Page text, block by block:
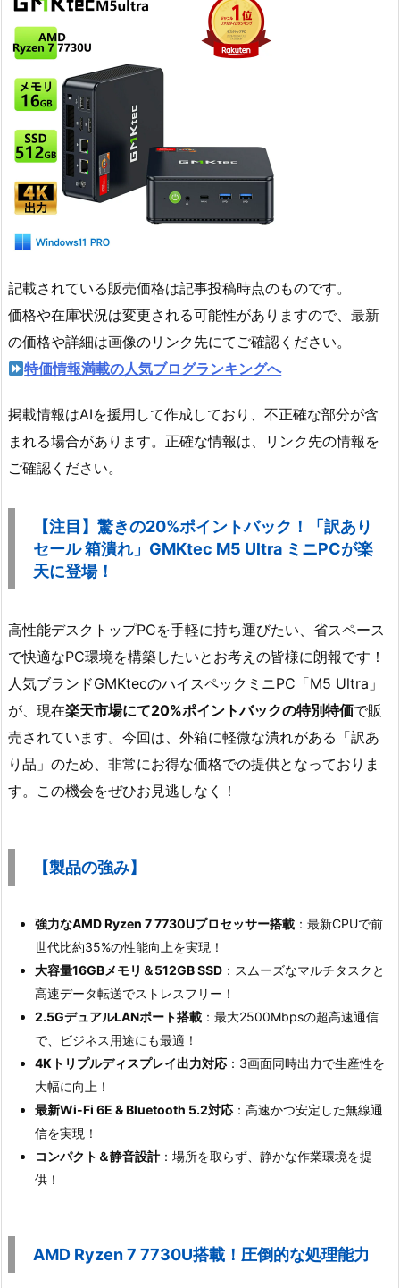
記載されている販売価格は記事投稿時点のものです。
価格や在庫状況は変更される可能性がありますので、最新
の価格や詳細は画像のリンク先にてご確認ください。
特価情報満載の人気ブログランキングへ
掲載情報はAIを援用して作成しており、不正確な部分が含
まれる場合があります。正確な情報は、リンク先の情報を
ご確認ください。
【注目】驚きの20%ポイントバック！「訳あり
セール 箱潰れ」GMKtec M5 Ultra ミニPCが楽
天に登場！
高性能デスクトップPCを手軽に持ち運びたい、省スペース
で快適なPC環境を構築したいとお考えの皆様に朗報です！
人気ブランドGMKtecのハイスペックミニPC「M5 Ultra」
が、現在楽天市場にて20%ポイントバックの特別特価で販
売されています。今回は、外箱に軽微な潰れがある「訳あ
り品」のため、非常にお得な価格での提供となっておりま
す。この機会をぜひお見逃しなく！
【製品の強み】
強力なAMD Ryzen 7 7730Uプロセッサー搭載 ：最新CPUで前
世代比約35%の性能向上を実現！
大容量16GBメモリ＆512GB SSD ：スムーズなマルチタスクと
高速データ転送でストレスフリー！
2.5GデュアルLANポート搭載 ：最大2500Mbpsの超高速通信
で、ビジネス用途にも最適！
4Kトリプルディスプレイ出力対応 ：3画面同時出力で生産性を
大幅に向上！
最新Wi-Fi 6E & Bluetooth 5.2対応 ：高速かつ安定した無線通
信を実現！
コンパクト＆静音設計：場所を取らず、静かな作業環境を提
供！
AMD Ryzen 7 7730U搭載！圧倒的な処理能力